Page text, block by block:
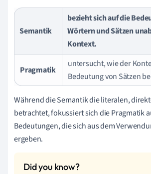
Semantik
bezieht sich auf die
Wörtern und Sätzen
Kontext.
Pragmatik
untersucht, wie der
Bedeutung von Sätzen
Während die Semantik die literalen,
betrachtet, fokussiert sich die Pragmatik
Bedeutungen, die sich aus dem
ergeben.